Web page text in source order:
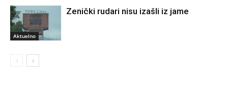
Aktuelno
Zenički rudari nisu izašli iz jame